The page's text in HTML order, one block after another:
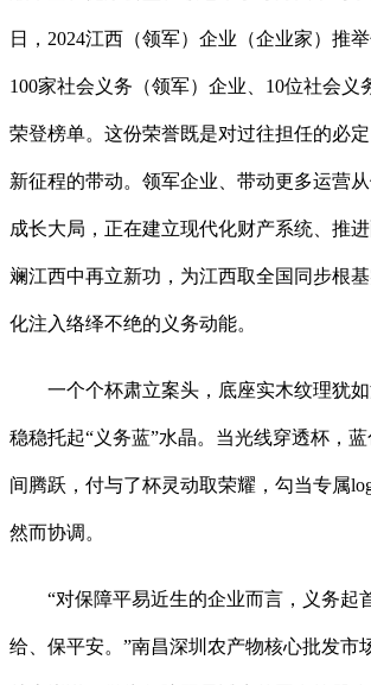
日，2024江西（领军）企业（企业家）推
100家社会义务（领军）企业、10位社会义
荣登榜单。这份荣誉既是对过往担任的必
新征程的带动。领军企业、带动更多运营
成长大局，正在建立现代化财产系统、推
斓江西中再立新功，为江西取全国同步根
化注入络绎不绝的义务动能。
一个个杯肃立案头，底座实木纹理犹如
稳稳托起“义务蓝”水晶。当光线穿透杯，
间腾跃，付与了杯灵动取荣耀，勾当专属
然而协调。
“对保障平易近生的企业而言，义务起
给、保平安。”南昌深圳农产物核心批发市